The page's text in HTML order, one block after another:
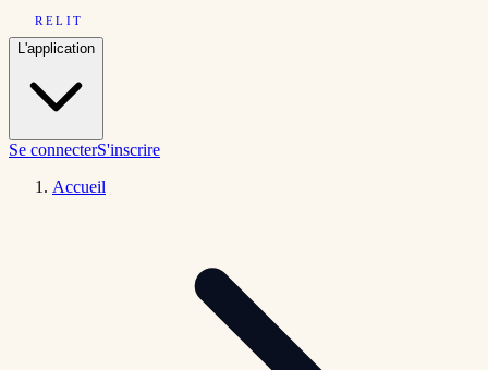
RELIT
L'application
Se connecterS'inscrire
Accueil